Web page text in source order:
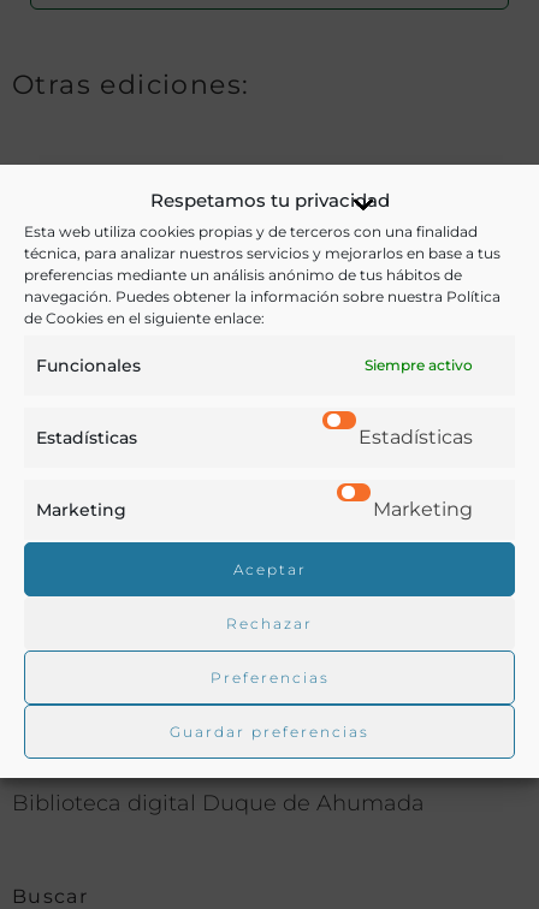
Respetamos tu privacidad
Esta web utiliza cookies propias y de terceros con una finalidad
técnica, para analizar nuestros servicios y mejorarlos en base a tus
preferencias mediante un análisis anónimo de tus hábitos de
navegación. Puedes obtener la información sobre nuestra Política
de Cookies en el siguiente enlace:
Funcionales Siempre activo
Estadísticas Estadísticas
Marketing Marketing
Aceptar
Rechazar
Preferencias
Guardar preferencias
Otras ediciones:
Ver más libros de estas materias:
Alimentos, Cocina, Dietética y nutrición
Hostelería,Literatura
Ver más libros con las palabras clave:
Buscar en la biblioteca
Biblioteca digital Duque de Ahumada
Buscar